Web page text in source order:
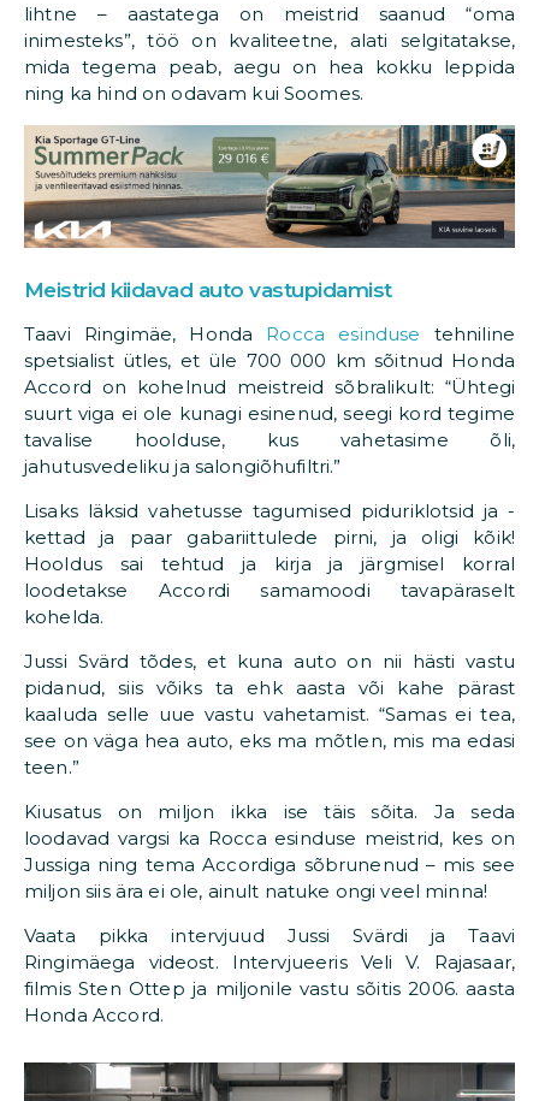
lihtne – aastatega on meistrid saanud “oma
inimesteks”, töö on kvaliteetne, alati selgitatakse,
mida tegema peab, aegu on hea kokku leppida
ning ka hind on odavam kui Soomes.
Meistrid kiidavad auto vastupidamist
Taavi Ringimäe, Honda Rocca esinduse tehniline
spetsialist ütles, et üle 700 000 km sõitnud Honda
Accord on kohelnud meistreid sõbralikult: “Ühtegi
suurt viga ei ole kunagi esinenud, seegi kord tegime
tavalise hoolduse, kus vahetasime õli,
jahutusvedeliku ja salongiõhufiltri.”
Lisaks läksid vahetusse tagumised piduriklotsid ja -
kettad ja paar gabariittulede pirni, ja oligi kõik!
Hooldus sai tehtud ja kirja ja järgmisel korral
loodetakse Accordi samamoodi tavapäraselt
kohelda.
Jussi Svärd tõdes, et kuna auto on nii hästi vastu
pidanud, siis võiks ta ehk aasta või kahe pärast
kaaluda selle uue vastu vahetamist. “Samas ei tea,
see on väga hea auto, eks ma mõtlen, mis ma edasi
teen.”
Kiusatus on miljon ikka ise täis sõita. Ja seda
loodavad vargsi ka Rocca esinduse meistrid, kes on
Jussiga ning tema Accordiga sõbrunenud – mis see
miljon siis ära ei ole, ainult natuke ongi veel minna!
Vaata pikka intervjuud Jussi Svärdi ja Taavi
Ringimäega videost. Intervjueeris Veli V. Rajasaar,
filmis Sten Ottep ja miljonile vastu sõitis 2006. aasta
Honda Accord.